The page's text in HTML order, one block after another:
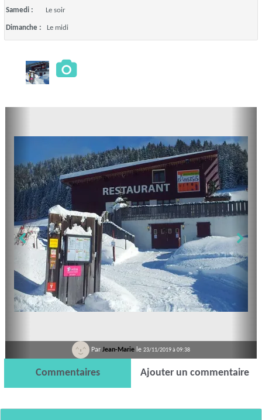
Samedi : Le soir
Dimanche : Le midi
Par Jean-Marie le 23/11/2019 à 09:38
Commentaires Ajouter un commentaire